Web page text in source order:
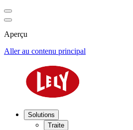
Aperçu
Aller au contenu principal
Solutions
Traite